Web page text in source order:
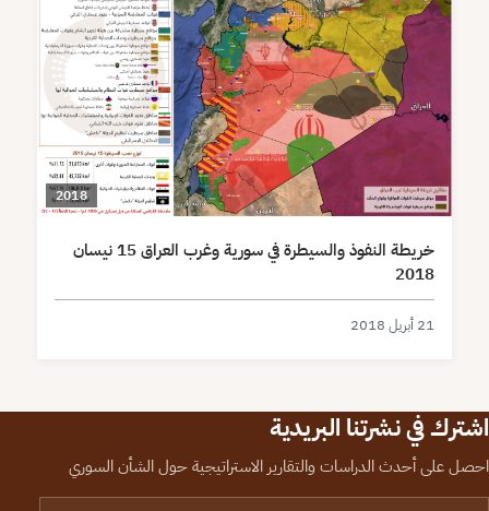
2018
خريطة النفوذ والسيطرة في سورية وغرب العراق 15 نيسان
2018
21 أبريل 2018
اشترك في نشرتنا البريدية
احصل على أحدث الدراسات والتقارير الاستراتيجية حول الشأن السوري